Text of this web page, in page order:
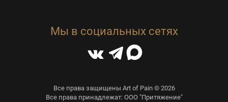
Мы в социальных сетях
Все права защищены Art of Pain © 2026
Все права принадлежат: ООО "Притяжение"